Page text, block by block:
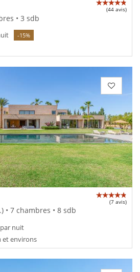
(44 avis)
• 3 sdb
-15%
(7 avis)
• 7 chambres • 8 sdb
par nuit
et environs